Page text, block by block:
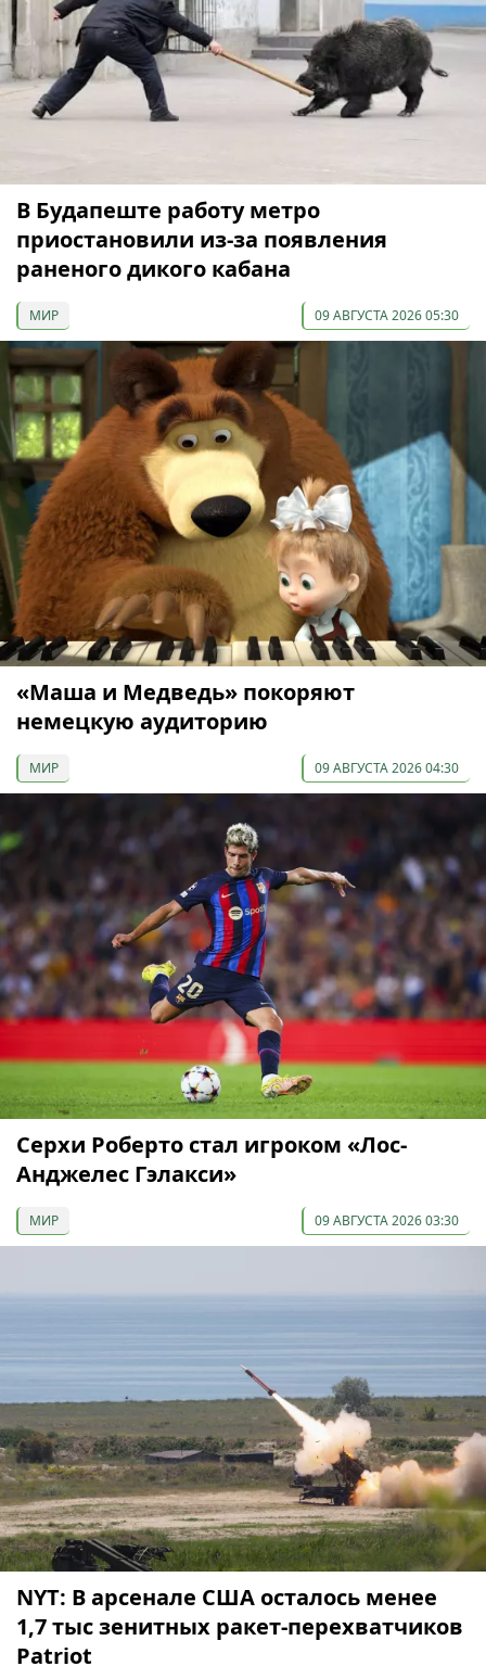
В Будапеште работу метро
приостановили из-за появления
раненого дикого кабана
МИР 09 АВГУСТА 2026 05:30
«Маша и Медведь» покоряют
немецкую аудиторию
МИР 09 АВГУСТА 2026 04:30
Серхи Роберто стал игроком «Лос-
Анджелес Гэлакси»
МИР 09 АВГУСТА 2026 03:30
NYT: В арсенале США осталось менее
1,7 тыс зенитных ракет-перехватчиков
Patriot